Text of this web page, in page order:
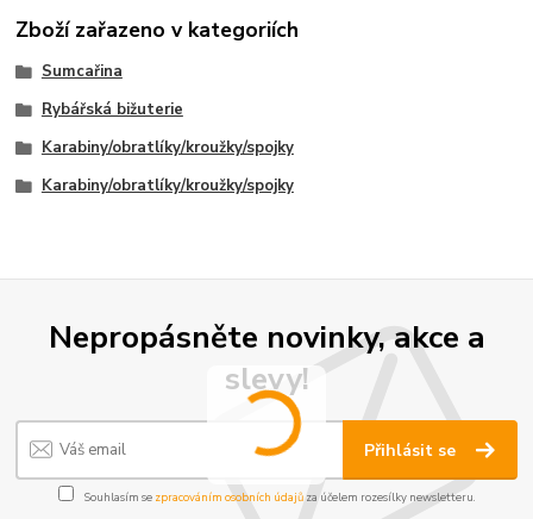
Zboží zařazeno v kategoriích
Sumcařina
Rybářská bižuterie
Karabiny/obratlíky/kroužky/spojky
Karabiny/obratlíky/kroužky/spojky
Nepropásněte novinky, akce a
slevy!
Přihlásit se
Souhlasím se zpracováním osobních údajůza účelem rozesílky newsletteru.